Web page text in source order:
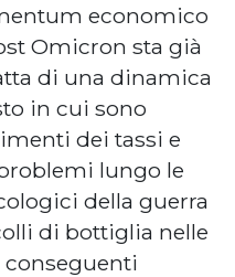
economico
Omicron sta già
di una dinamica
in cui sono
dei tassi e
lungo le
della guerra
di bottiglia nelle